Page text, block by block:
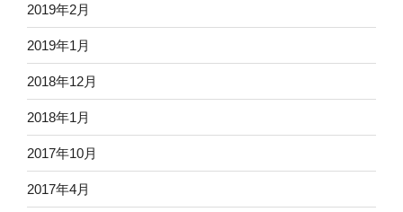
2019年2月
2019年1月
2018年12月
2018年1月
2017年10月
2017年4月